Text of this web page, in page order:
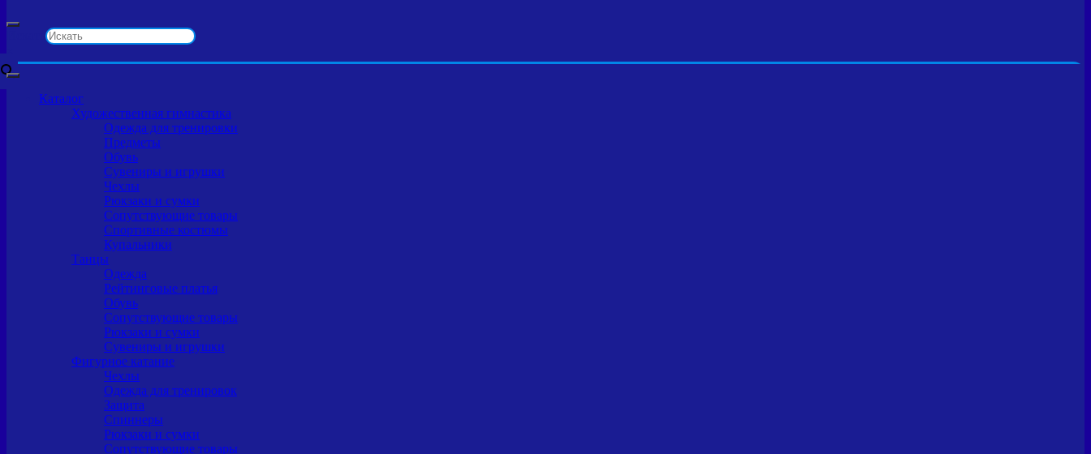
Каталог
Художественная гимнастика
Одежда для тренировки
Предметы
Обувь
Сувениры и игрушки
Чехлы
Рюкзаки и сумки
Сопутствующие товары
Спортивные костюмы
Купальники
Танцы
Одежда
Рейтинговые платья
Обувь
Сопутствующие товары
Рюкзаки и сумки
Сувениры и игрушки
Фигурное катание
Чехлы
Одежда для тренировок
Защита
Спиннеры
Рюкзаки и сумки
Сопутствующие товары